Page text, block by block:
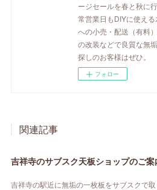
ージセールを春と秋に
常営業日もDIYに使え
への小売・配送（有料
の改装などで良質な無
探しのお客様はぜひ。
フォロー
関連記事
吉祥寺のサブスク天板ショップのご案
吉祥寺の駅近に無垢の一枚板をサブスクで